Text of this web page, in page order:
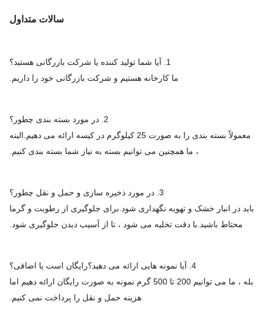
سالات متداول
1. آیا شما تولید کننده یا شرکت بازرگانی هستید؟
ما کارخانه هستیم و شرکت بازرگانی خود را داریم.
2. در مورد بسته بندی چطور؟
معمولاً بسته بندی را به صورت 25 کیلوگرم در کیسه ارائه می دهیم.البته
، ما همچنین می توانیم بسته به نیاز شما بسته بندی کنیم.
3. در مورد ذخیره سازی و حمل و نقل چطور؟
باید در انبار خشک و تهویه نگهداری شود.برای جلوگیری از رطوبت و گرما
محتاط باشید.با دقت تخلیه می شود ، تا از آسیب دیدن جلوگیری شود.
4. آیا نمونه هایی ارائه می دهید؟رایگان است یا اضافی؟
بله ، ما می توانیم 200 تا 500 گرم نمونه به صورت رایگان ارائه دهیم اما
هزینه حمل و نقل را پرداخت نمی کنیم.